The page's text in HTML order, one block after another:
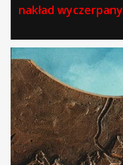
nakład wyczerpany